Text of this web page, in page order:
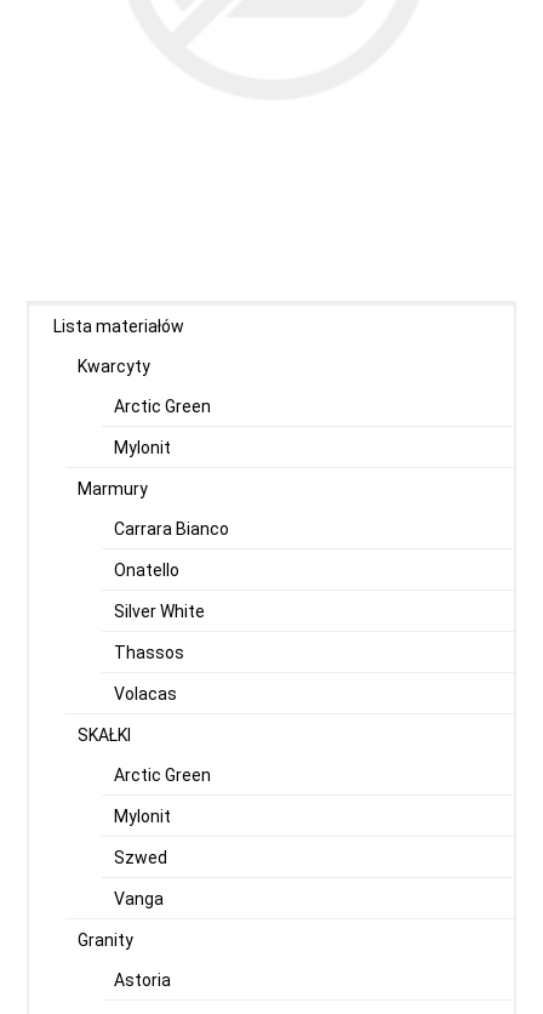
Lista materiałów
Kwarcyty
Arctic Green
Mylonit
Marmury
Carrara Bianco
Onatello
Silver White
Thassos
Volacas
SKAŁKI
Arctic Green
Mylonit
Szwed
Vanga
Granity
Astoria